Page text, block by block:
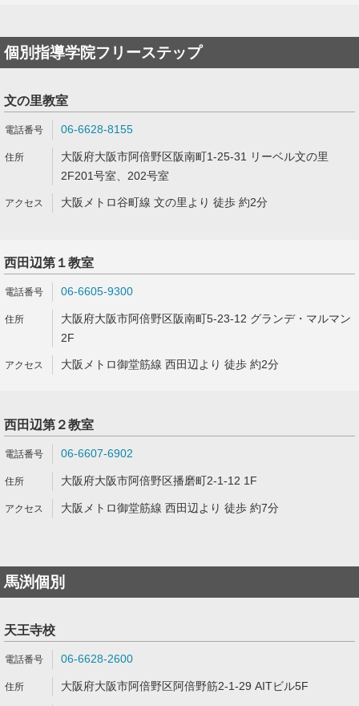
個別指導学院フリーステップ
文の里教室
06-6628-8155
大阪府大阪市阿倍野区阪南町1-25-31 リーベル文の里
2F201号室、202号室
大阪メトロ谷町線 文の里より 徒歩 約2分
西田辺第１教室
06-6605-9300
大阪府大阪市阿倍野区阪南町5-23-12 グランデ・マルマン
2F
大阪メトロ御堂筋線 西田辺より 徒歩 約2分
西田辺第２教室
06-6607-6902
大阪府大阪市阿倍野区播磨町2-1-12 1F
大阪メトロ御堂筋線 西田辺より 徒歩 約7分
馬渕個別
天王寺校
06-6628-2600
大阪府大阪市阿倍野区阿倍野筋2-1-29 AITビル5F